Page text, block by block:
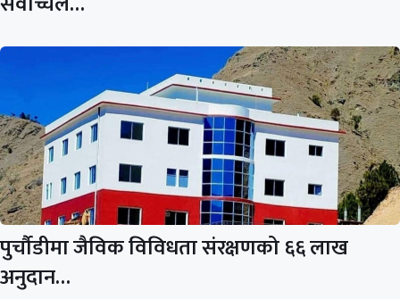
पुर्चौडीमा जैविक विविधता संरक्षणको ६६ लाख
अनुदान…